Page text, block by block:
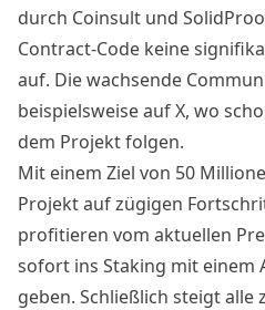
durch Coinsult und
Contract-Code keine
auf. Die wachsende
beispielsweise auf X, wo
dem Projekt folgen.
Mit einem Ziel von 50
Projekt auf zügigen
profitieren vom aktuellen
sofort ins Staking mit einem
geben. Schließlich steigt alle